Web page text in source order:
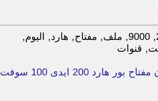
ملف قنوات استرا 9000 بدون مفتاح بور هارد 200 ايدى 100 سوفت